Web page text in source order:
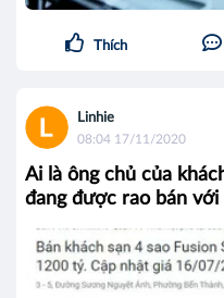
Thích
Linhie
08:04 17/11/2020
Ai là ông chủ của
đang được rao bán với